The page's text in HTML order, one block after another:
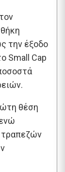
την έξοδο
Small Cap
θέση
τραπεζών